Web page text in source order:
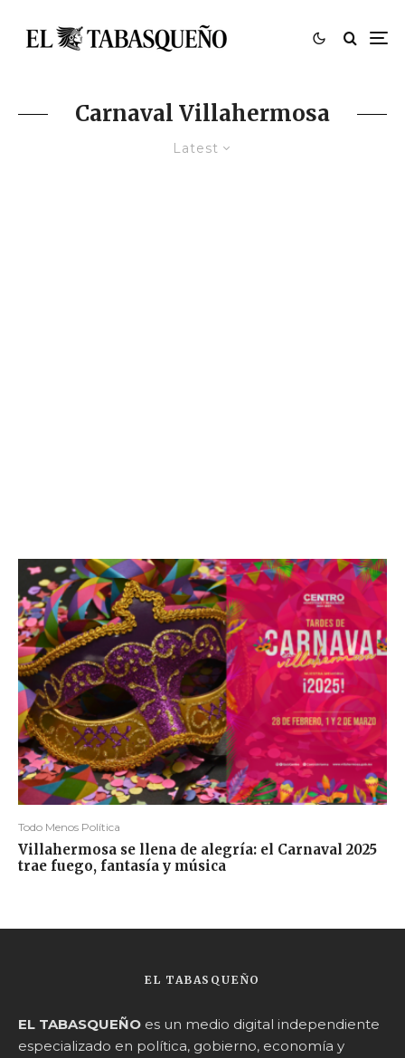
Carnaval Villahermosa
Latest
Todo Menos Política
Villahermosa se llena de alegría: el Carnaval 2025
trae fuego, fantasía y música
EL TABASQUEÑO
EL TABASQUEÑO es un medio digital independiente
especializado en política, gobierno, economía y